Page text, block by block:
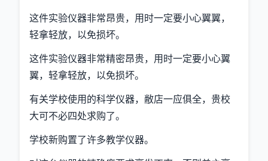
这件实验仪器非常昂贵，用时一定要小心翼翼，
轻拿轻放，以免损坏。
这件实验仪器非常精密昂贵，用时一定要小心翼
翼，轻拿轻放，以免损坏。
有关学校使用的科学仪器，敝店一应俱全，贵校
大可不必四处求购了。
学校新购置了许多教学仪器。